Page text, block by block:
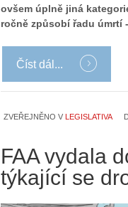
ovšem úplně jiná
ročně způsobí řadu úmrtí
Číst dál...
ZVEŘEJNĚNO V LEGISLATIVA
FAA vydala
týkající se